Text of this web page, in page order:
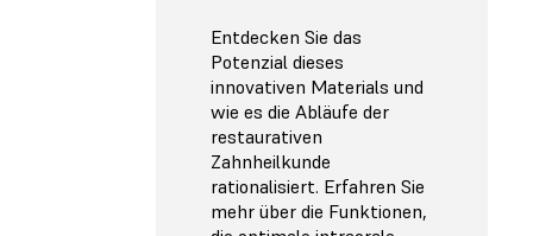
Entdecken Sie das
Potenzial dieses
innovativen Materials und
wie es die Abläufe der
restaurativen
Zahnheilkunde
rationalisiert. Erfahren Sie
mehr über die Funktionen,